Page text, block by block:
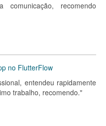
comunicação, recomendo
no FlutterFlow
entendeu rapidamente
trabalho, recomendo."